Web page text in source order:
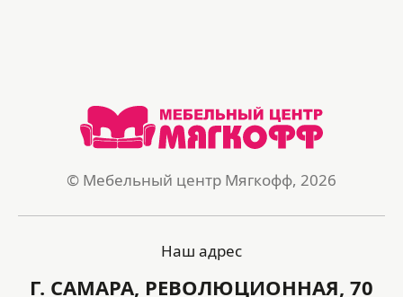
© Мебельный центр Мягкофф, 2026
Наш адрес
Г. САМАРА, РЕВОЛЮЦИОННАЯ, 70